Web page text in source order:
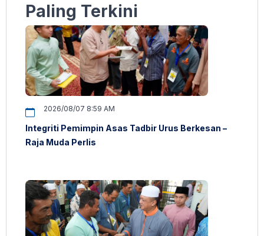
Paling Terkini
2026/08/07 8:59 AM
Integriti Pemimpin Asas Tadbir Urus Berkesan –
Raja Muda Perlis